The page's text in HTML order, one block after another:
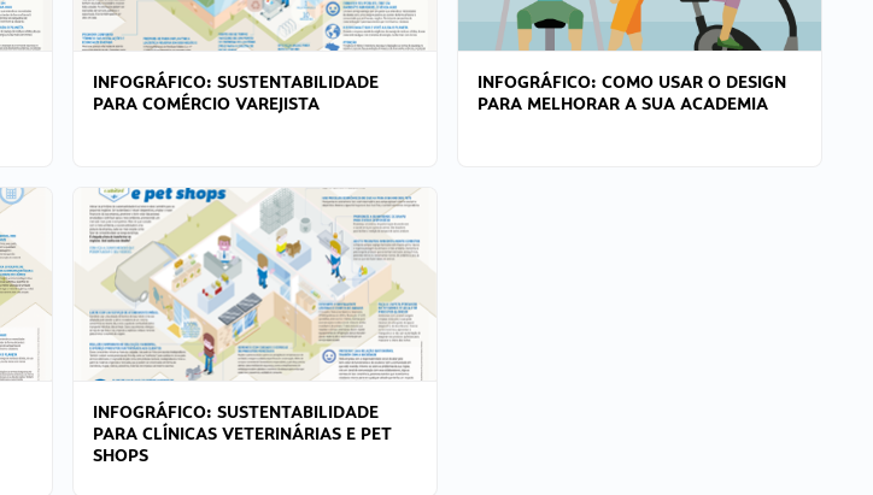
INFOGRÁFICO: SUSTENTABILIDADE
PARA COMÉRCIO VAREJISTA
INFOGRÁFICO: COMO USAR O DESIGN
PARA MELHORAR A SUA ACADEMIA
INFOGRÁFICO: SUSTENTABILIDADE
PARA CLÍNICAS VETERINÁRIAS E PET
SHOPS